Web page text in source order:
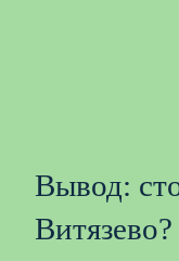
Вывод:
Витязево?